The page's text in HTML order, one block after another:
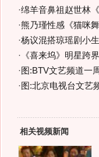
·绵羊音鼻祖赵世林
·熊乃瑾性感《猫咪
·杨议混搭琼瑶剧小
· 《喜来坞》明星跨
· 图:BTV文艺频道一
· 图:北京电视台文艺
相关视频新闻